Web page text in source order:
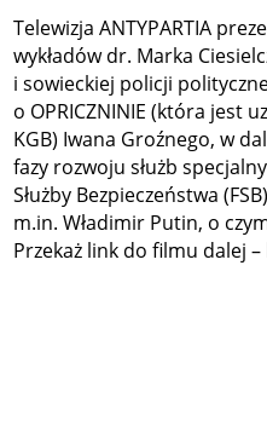
Telewizja ANTYPARTIA
wykładów dr. Marka
i sowieckiej policji
o OPRICZNINIE (która jest
KGB) Iwana Groźnego, w
fazy rozwoju służb
Służby Bezpieczeństwa
m.in. Władimir Putin, o
Przekaż link do filmu dalej